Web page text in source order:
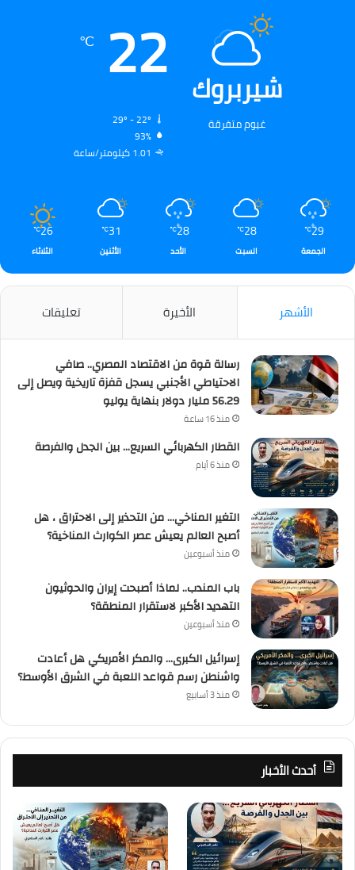
شيربروك
غيوم متفرقة
22
℃
93%
1.01 كيلومتر/ساعة
29
℃
الجمعة
28
℃
السبت
28
℃
الأحد
31
℃
الأثنين
26
℃
الثلاثاء
الأشهر الأخيرة تعليقات
رسالة قوة من الاقتصاد المصري.. صافي
الاحتياطي الأجنبي يسجل قفزة تاريخية ويصل إلى
56.29 مليار دولار بنهاية يوليو
منذ 16 ساعة
القطار الكهربائي السريع… بين الجدل والفرصة
منذ 6 أيام
التغير المناخي… من التحذير إلى الاحتراق ، هل
أصبح العالم يعيش عصر الكوارث المناخية؟
منذ أسبوعين
باب المندب.. لماذا أصبحت إيران والحوثيون
التهديد الأكبر لاستقرار المنطقة؟
منذ أسبوعين
إسرائيل الكبرى… والمكر الأمريكي هل أعادت
واشنطن رسم قواعد اللعبة في الشرق الأوسط؟
منذ 3 أسابيع
أحدث الأخبار